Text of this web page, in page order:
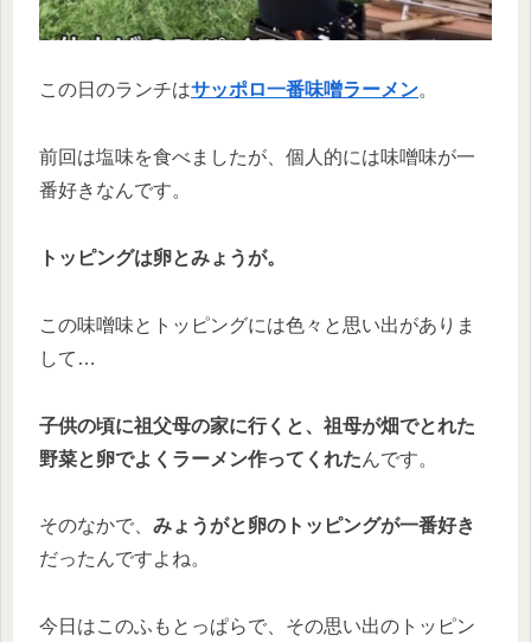
この日のランチはサッポロ一番味噌ラーメン。
前回は塩味を食べましたが、個人的には味噌味が一
番好きなんです。
トッピングは卵とみょうが。
この味噌味とトッピングには色々と思い出がありま
して…
子供の頃に祖父母の家に行くと、祖母が畑でとれた
野菜と卵でよくラーメン作ってくれたんです。
そのなかで、 みょうがと卵のトッピングが一番好き
だったんですよね。
今日はこのふもとっぱらで、その思い出のトッピン